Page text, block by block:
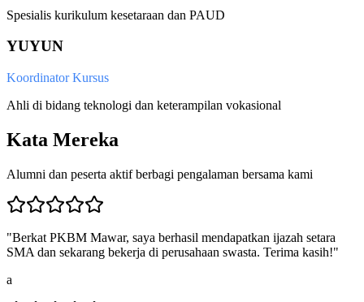
Spesialis kurikulum kesetaraan dan PAUD
YUYUN
Koordinator Kursus
Ahli di bidang teknologi dan keterampilan vokasional
Kata Mereka
Alumni dan peserta aktif berbagi pengalaman bersama kami
"Berkat PKBM Mawar, saya berhasil mendapatkan ijazah setara
SMA dan sekarang bekerja di perusahaan swasta. Terima kasih!"
a